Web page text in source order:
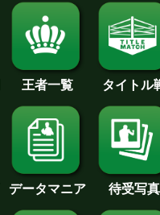
王者一覧 タイトル
データマニア 待受写真